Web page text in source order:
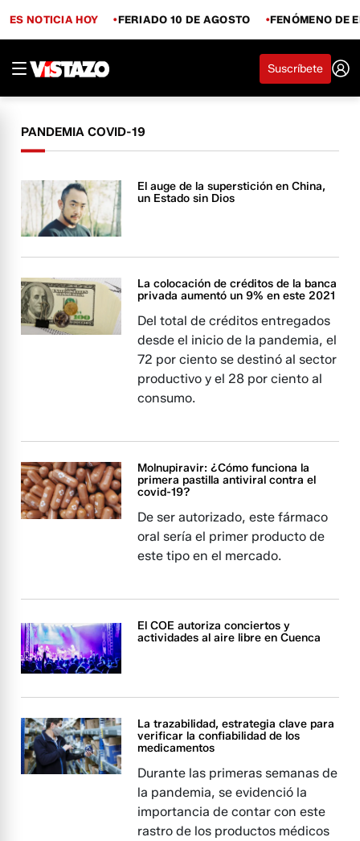
ES NOTICIA HOY FERIADO 10 DE AGOSTO FENÓMENO DE
Suscríbete
PANDEMIA COVID-19
El auge de la superstición en China,
un Estado sin Dios
La colocación de créditos de la banca
privada aumentó un 9% en este 2021
Del total de créditos entregados
desde el inicio de la pandemia, el
72 por ciento se destinó al sector
productivo y el 28 por ciento al
consumo.
Molnupiravir: ¿Cómo funciona la
primera pastilla antiviral contra el
covid-19?
De ser autorizado, este fármaco
oral sería el primer producto de
este tipo en el mercado.
El COE autoriza conciertos y
actividades al aire libre en Cuenca
La trazabilidad, estrategia clave para
verificar la confiabilidad de los
medicamentos
Durante las primeras semanas de
la pandemia, se evidenció la
importancia de contar con este
rastro de los productos médicos